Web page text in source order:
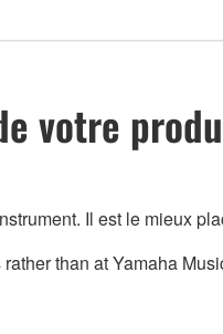
votre
Il est le mieux
than at Yamaha